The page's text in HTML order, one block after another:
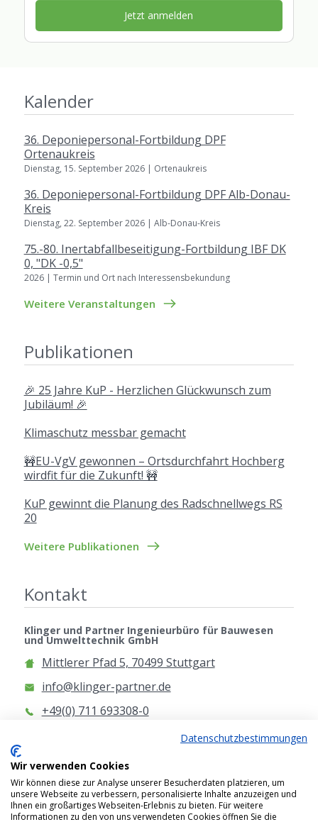
Kalender
36. Deponiepersonal-Fortbildung DPF
Ortenaukreis
Dienstag, 15. September 2026 | Ortenaukreis
36. Deponiepersonal-Fortbildung DPF Alb-Donau-
Kreis
Dienstag, 22. September 2026 | Alb-Donau-Kreis
75.-80. Inertabfallbeseitigung-Fortbildung IBF DK
0, "DK -0,5"
2026 | Termin und Ort nach Interessensbekundung
Weitere Veranstaltungen
Publikationen
🎉 25 Jahre KuP - Herzlichen Glückwunsch zum
Jubiläum! 🎉
Klimaschutz messbar gemacht
🚧EU-VgV gewonnen – Ortsdurchfahrt Hochberg
wirdfit für die Zukunft! 🚧
KuP gewinnt die Planung des Radschnellwegs RS
20
Weitere Publikationen
Kontakt
Klinger und Partner Ingenieurbüro für Bauwesen
und Umwelttechnik GmbH
Mittlerer Pfad 5, 70499 Stuttgart
info@klinger-partner.de
+49(0) 711 693308-0
Anfahrt
Datenschutzbestimmungen
Wir verwenden Cookies
Wir können diese zur Analyse unserer Besucherdaten platzieren, um
unsere Webseite zu verbessern, personalisierte Inhalte anzuzeigen und
Ihnen ein großartiges Webseiten-Erlebnis zu bieten. Für weitere
Informationen zu den von uns verwendeten Cookies öffnen Sie die